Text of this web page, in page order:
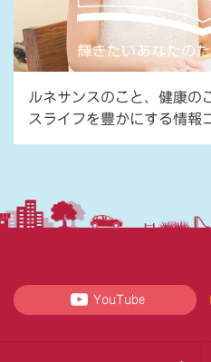
ルネサンスのこと、健康の
スライフを豊かにする情報
YouTube